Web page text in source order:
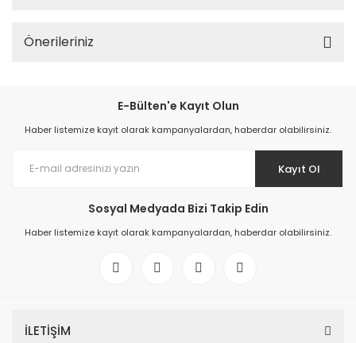
Önerileriniz
E-Bülten'e Kayıt Olun
Haber listemize kayıt olarak kampanyalardan, haberdar olabilirsiniz.
Kayıt Ol
Sosyal Medyada Bizi Takip Edin
Haber listemize kayıt olarak kampanyalardan, haberdar olabilirsiniz.
İLETİŞİM